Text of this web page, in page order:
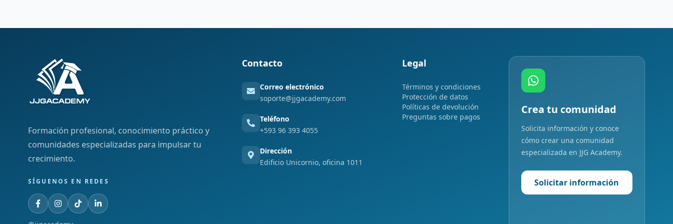
Formación profesional, conocimiento práctico y
comunidades especializadas para impulsar tu
crecimiento.
SÍGUENOS EN REDES
Contacto
Correo electrónico
soporte@jjgacademy.com
Teléfono
+593 96 393 4055
Dirección
Edificio Unicornio, oficina 1011
Legal
Términos y condiciones
Protección de datos
Políticas de devolución
Preguntas sobre pagos
Crea tu comunidad
Solicita información y conoce
cómo crear una comunidad
especializada en JJG Academy.
Solicitar información